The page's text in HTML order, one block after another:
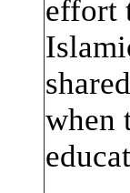
effort
when